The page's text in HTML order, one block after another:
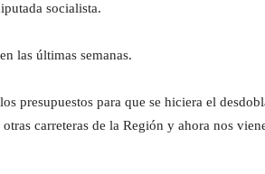
socialista.
las últimas semanas.
presupuestos para que se hiciera el
carreteras de la Región y ahora nos